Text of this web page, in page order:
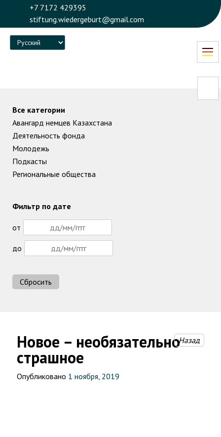
+7 7172 429395
stiftung.wiedergeburt@gmail.com
Language
Новое – необязательно
страшное
Назад
Опубликовано 1 ноября, 2019
Все категории
Авангард немцев Казахстана
Деятельность фонда
Молодежь
Подкасты
Региональные общества
Фильтр по дате
от
до
Сбросить